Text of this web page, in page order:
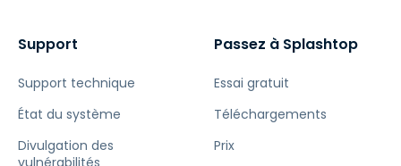
Support
Support technique
État du système
Divulgation des
vulnérabilités
Passez à Splashtop
Essai gratuit
Téléchargements
Prix